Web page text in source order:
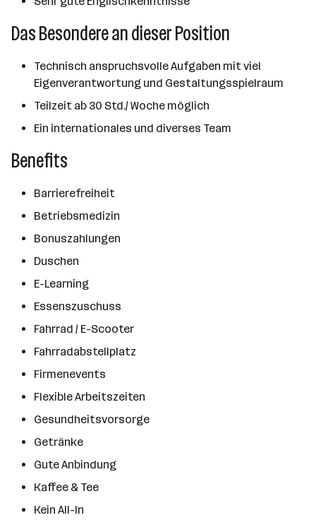
Das Besondere an dieser Position
Technisch anspruchsvolle Aufgaben mit viel
Eigenverantwortung und Gestaltungsspielraum
Teilzeit ab 30 Std./ Woche möglich
Ein internationales und diverses Team
Benefits
Barrierefreiheit
Betriebsmedizin
Bonuszahlungen
Duschen
E-Learning
Essenszuschuss
Fahrrad / E-Scooter
Fahrradabstellplatz
Firmenevents
Flexible Arbeitszeiten
Gesundheitsvorsorge
Getränke
Gute Anbindung
Kaffee & Tee
Kein All-In